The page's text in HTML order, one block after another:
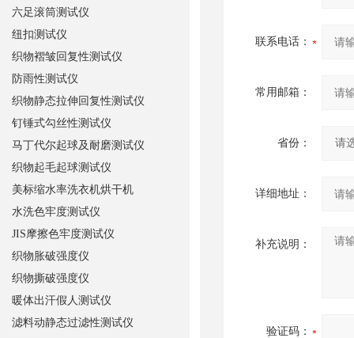
联系电话：
常用邮箱：
省份：
详细地址：
补充说明：
验证码：
六足滚筒测试仪
纽扣测试仪
织物褶皱回复性测试仪
防雨性测试仪
织物静态拉伸回复性测试仪
钉锤式勾丝性测试仪
马丁代尔起球及耐磨测试仪
织物起毛起球测试仪
美标缩水率洗衣机烘干机
水洗色牢度测试仪
JIS摩擦色牢度测试仪
织物胀破强度仪
织物撕破强度仪
暖体出汗假人测试仪
滤料动静态过滤性测试仪